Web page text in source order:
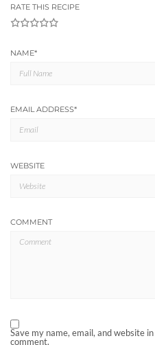
RATE THIS RECIPE
5
4
3
2
NAME*
EMAIL ADDRESS*
WEBSITE
COMMENT
Save my name, email, and website
comment.